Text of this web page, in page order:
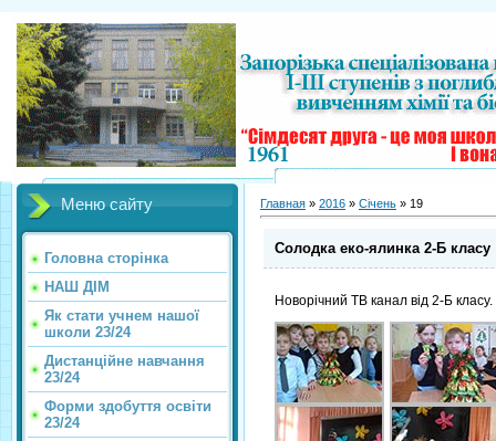
Меню сайту
Головна сторінка
НАШ ДІМ
Як стати учнем нашої
школи 23/24
Дистанційне навчання
23/24
Форми здобуття освіти
23/24
Главная » 2016 » Січень » 19
Солодка еко-ялинка 2-Б класу
Новорічний ТВ канал від 2-Б